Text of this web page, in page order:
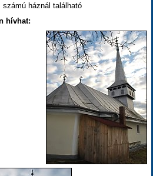
számú háznál található
hívhat: